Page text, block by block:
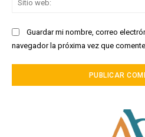
Guardar mi nombre, correo
navegador la próxima vez que comente.